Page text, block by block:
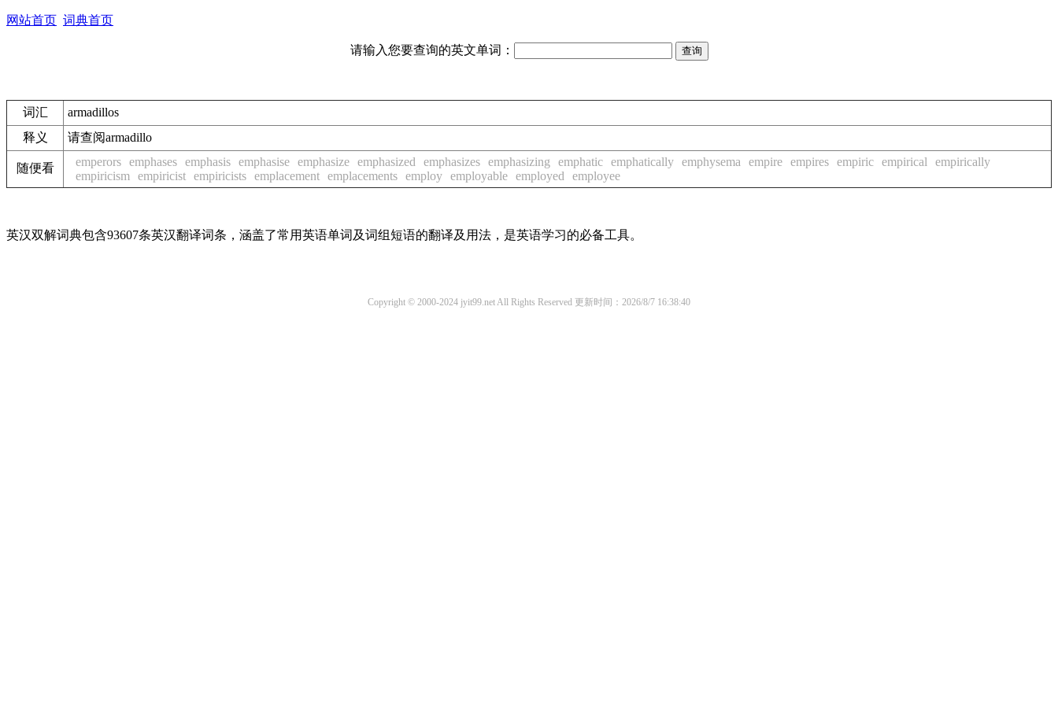
网站首页 词典首页
请输入您要查询的英文单词：
词汇
armadillos
释义
请查阅armadillo
随便看 emperors emphases emphasis emphasise emphasize emphasized emphasizes emphasizing emphatic emphatically emphysema empire empires empiric empirical
empirically
empiricism
empiricist empiricists emplacement emplacements employ employable employed employee
英汉双解词典包含93607条英汉翻译词条，涵盖了常用英语单词及词组短语的翻译及用法，是英语学习的必备工具。
Copyright © 2000-2024 jyit99.net All Rights Reserved 更新时间：2026/8/7 16:38:40